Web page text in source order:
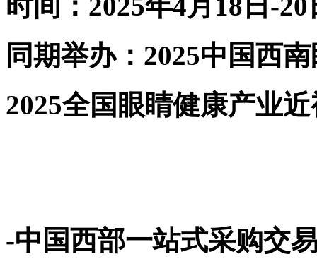
同期举办： 2025中国西
2025全国眼睛健康产业
-中国西部一站式采购交